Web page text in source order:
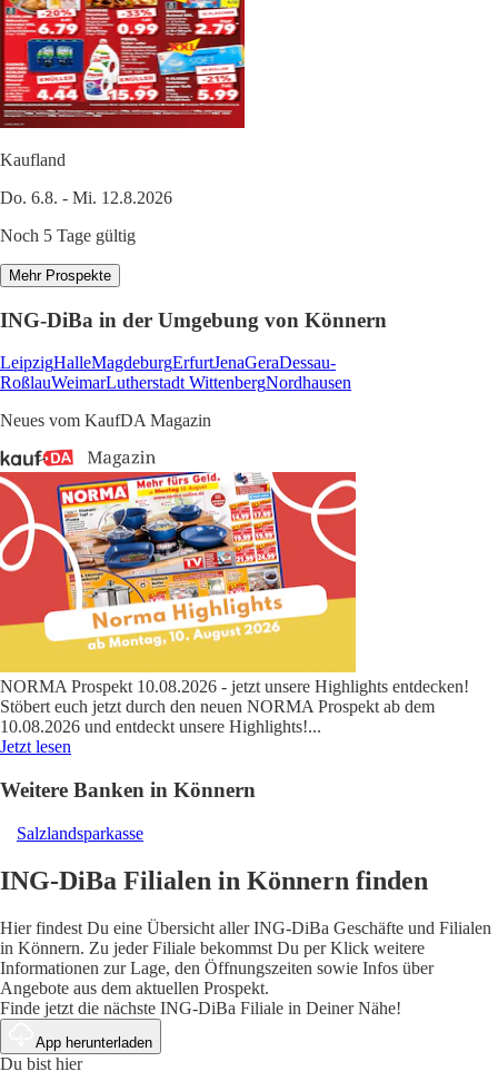
Kaufland
Do. 6.8. - Mi. 12.8.2026
Noch 5 Tage gültig
Mehr Prospekte
ING-DiBa in der Umgebung von Könnern
LeipzigHalleMagdeburgErfurtJenaGeraDessau-
RoßlauWeimarLutherstadt WittenbergNordhausen
Neues vom KaufDA Magazin
NORMA Prospekt 10.08.2026 - jetzt unsere Highlights entdecken!
Stöbert euch jetzt durch den neuen NORMA Prospekt ab dem
10.08.2026 und entdeckt unsere Highlights!...
Jetzt lesen
Weitere Banken in Könnern
Salzlandsparkasse
ING-DiBa Filialen in Könnern finden
Hier findest Du eine Übersicht aller ING-DiBa Geschäfte und Filialen
in Könnern. Zu jeder Filiale bekommst Du per Klick weitere
Informationen zur Lage, den Öffnungszeiten sowie Infos über
Angebote aus dem aktuellen Prospekt.
Finde jetzt die nächste ING-DiBa Filiale in Deiner Nähe!
App herunterladen
Du bist hier